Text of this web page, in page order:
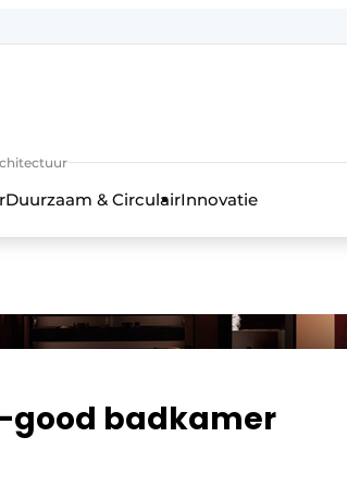
Duurzaam & CirculairInnovatie
good badkamer